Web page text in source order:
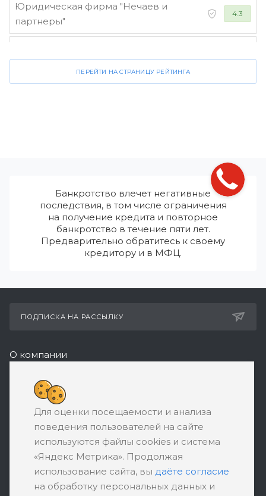
Юридическая фирма "Нечаев и
партнеры"
4.3
ПЕРЕЙТИ НА СТРАНИЦУ РЕЙТИНГА
Банкротство влечет негативные
последствия, в том числе ограничения
на получение кредита и повторное
банкротство в течение пяти лет.
Предварительно обратитесь к своему
кредитору и в МФЦ.
ПОДПИСКА НА РАССЫЛКУ
О компании
Реквизиты
+7 (495) 532-05-11
ЗАКАЗАТЬ ЗВОНОК
support@ratingbankrotstva.ru
111398, Москва, ул. Плеханова, д. 30,
абонентский ящик №5
Для оценки посещаемости и анализа
поведения пользователей на сайте
используются файлы cookies и система
«Яндекс Метрика». Продолжая
использование сайта, вы даёте согласие
на обработку персональных данных и